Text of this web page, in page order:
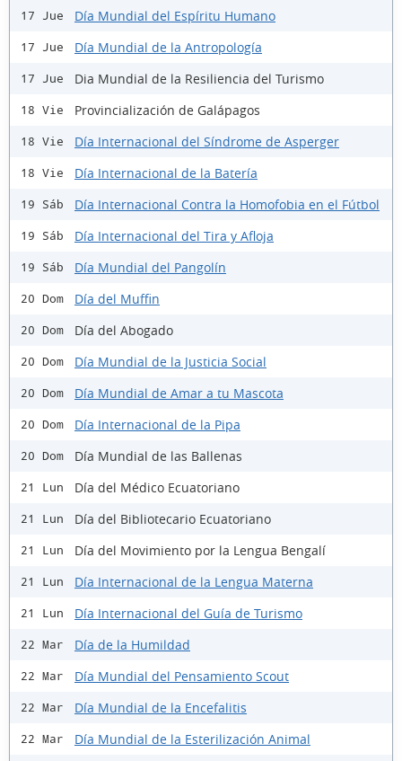
17 Jue Día Mundial del Espíritu Humano
17 Jue Día Mundial de la Antropología
17 Jue Dia Mundial de la Resiliencia del Turismo
18 Vie Provincialización de Galápagos
18 Vie Día Internacional del Síndrome de Asperger
18 Vie Día Internacional de la Batería
19 Sáb Día Internacional Contra la Homofobia en el Fútbol
19 Sáb Día Internacional del Tira y Afloja
19 Sáb Día Mundial del Pangolín
20 Dom Día del Muffin
20 Dom Día del Abogado
20 Dom Día Mundial de la Justicia Social
20 Dom Día Mundial de Amar a tu Mascota
20 Dom Día Internacional de la Pipa
20 Dom Día Mundial de las Ballenas
21 Lun Día del Médico Ecuatoriano
21 Lun Día del Bibliotecario Ecuatoriano
21 Lun Día del Movimiento por la Lengua Bengalí
21 Lun Día Internacional de la Lengua Materna
21 Lun Día Internacional del Guía de Turismo
22 Mar Día de la Humildad
22 Mar Día Mundial del Pensamiento Scout
22 Mar Día Mundial de la Encefalitis
22 Mar Día Mundial de la Esterilización Animal